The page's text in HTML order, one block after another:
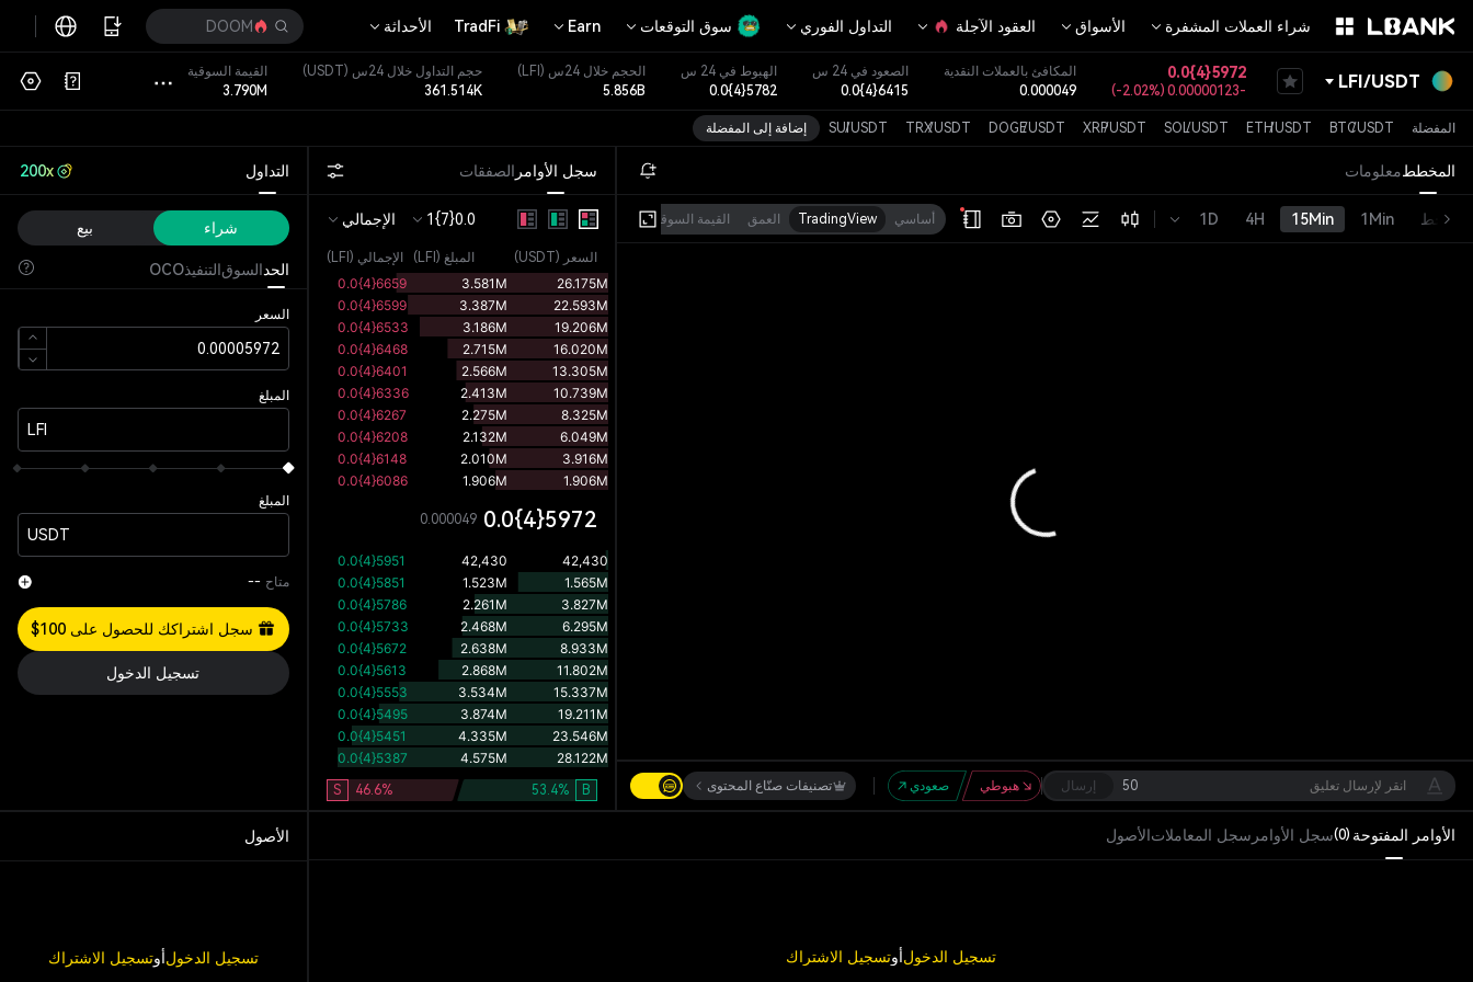
شراء العملات المشفرة الأسواق العقود الآجلة التداول الفوري سوق التوقعات Earn
TradFi الأحداثة DOOM
LFI/USDT
0.0{4}5972
-0.00000123
(-2.02%)
المكافئ بالعملات النقدية
0.000049
الصعود في 24 س
0.0{4}6415
الهبوط في 24 س
0.0{4}5782
الحجم خلال 24س
(LFI)
5.856B
حجم التداول خلال 24س
(USDT)
361.514K
القيمة السوقية
3.790M
علامة الرمز
MEME
المفضلة BTC/USDT
ETH/USDT
SOL/USDT
XRP/USDT
DOGE/USDT
TRX/USDT
SUI/USDT إضافة إلى المفضلة
المخططمعلومات
خط 1Min
15Min
4H
1D أساسي TradingView العمق القيمة السوقية
50 إرسال صعودي هبوطي تصنيفات صنّاع المحتوى
سجل الأوامر الصفقات
0.0{7}1 الإجمالي
السعر (
USDT
) المبلغ (
LFI
) الإجمالي (LFI)
0.0{4}5972
0.000049
B
53.4%
46.6%
S
الأوامر المفتوحة (
0
)سجل الأوامر سجل المعاملاتالأصول
تسجيل الدخولأوتسجيل الاشتراك
التداول 200x
شراء بيع
الحدالسوقالتنفيذOCO
السعر
المبلغ
LFI
المبلغ
USDT
متاح --
تسجيل الدخول
سجل اشتراكك للحصول على 100$
الأصول
تسجيل الدخولأوتسجيل الاشتراك